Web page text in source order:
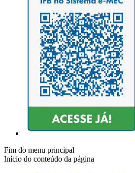
Fim do menu principal
Início do conteúdo da página